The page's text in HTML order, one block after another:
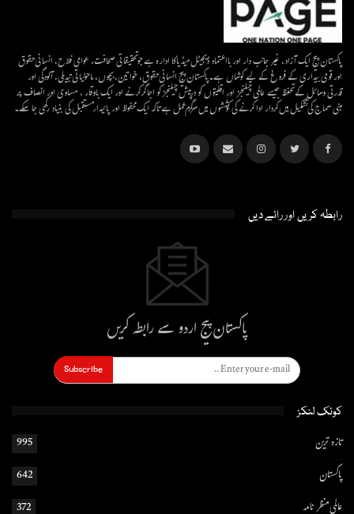
پاکستان پیج ایک آزاد، غیر جانب دار اور بااعتماد ڈیجیٹل میڈیاکا ادارہ ہے جو تحقیقاتی صحافت، عوامی فلاح، انسانی حقوق
اور قومی بیداری کے فروغ کے لیے کوشاں ہے۔پاکستان پیج انسانی حقوق، خواتین، بچوں، ماحولیاتی تبدیلی، آلودگی اور
قدرتی وسائل کے تحفظ جیسے عالمی چیلنجز اور اقلیتوں کو درپیش چیلنجز کو اجاگر کرنے اور ایک باوقار ، مساوی اور انصاف پر
مبنی سماج کی تشکیل میں کردار ادا کرنے کی کوششوں میں سرگرم عمل ہےتاکہ ایک محفوظ اور پائیدار مستقبل کی بنیاد رکھی جا سکے۔
رابطہ کریں اور رائے دیں
پاکستان پیج اردو سے رابطہ کریں
Subscribe
کوئک لنکز
تازہ ترین
995
پاکستان
642
عالمی منظر نامہ
372